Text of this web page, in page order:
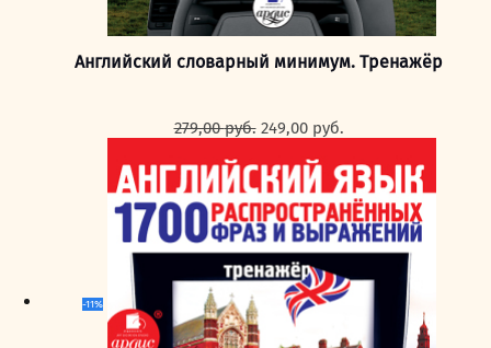
Английский словарный минимум. Тренажёр
279,00руб. Первоначальная
составляла
279,00 руб..
249,00 руб.
249,00 руб..
-11%